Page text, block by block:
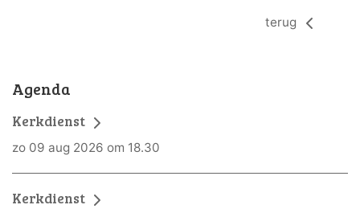
terug
Agenda
Kerkdienst
zo 09 aug 2026 om 18.30
Kerkdienst